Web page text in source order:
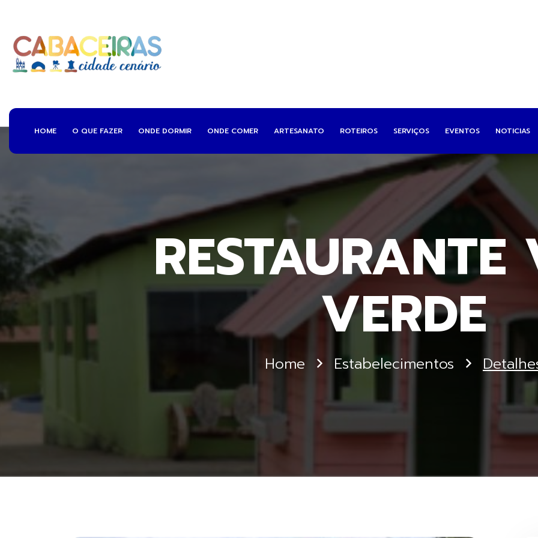
HOME O QUE FAZER ONDE DORMIR ONDE COMER ARTESANATO ROTEIROS SERVIÇOS EVENTOS NOTICIAS
RESTAURANTE
VERDE
Home Estabelecimentos